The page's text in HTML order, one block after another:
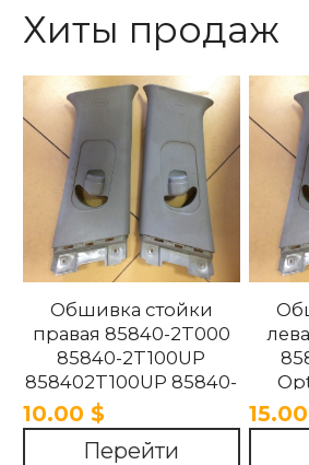
Хиты продаж
Обшивка стойки
правая 85840-2T000
85840-2T100UP
858402T100UP 85840-
2T100UP KIA Optima
2011-2018
10.00 $
Перейти